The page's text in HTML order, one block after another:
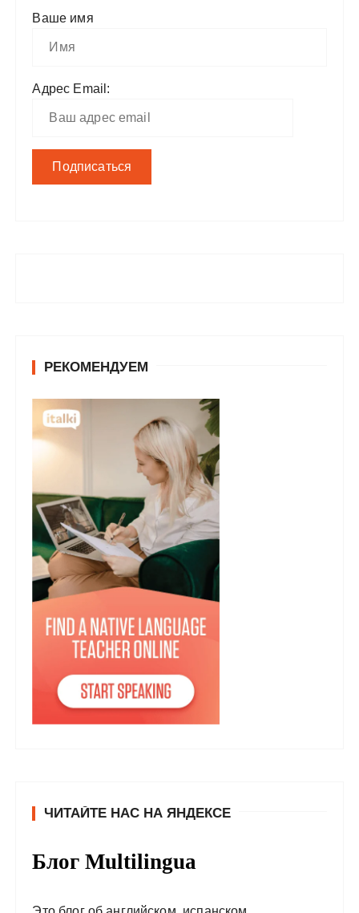
Ваше имя
Адрес Email:
РЕКОМЕНДУЕМ
ЧИТАЙТЕ НАС НА ЯНДЕКСЕ
Блог Multilingua